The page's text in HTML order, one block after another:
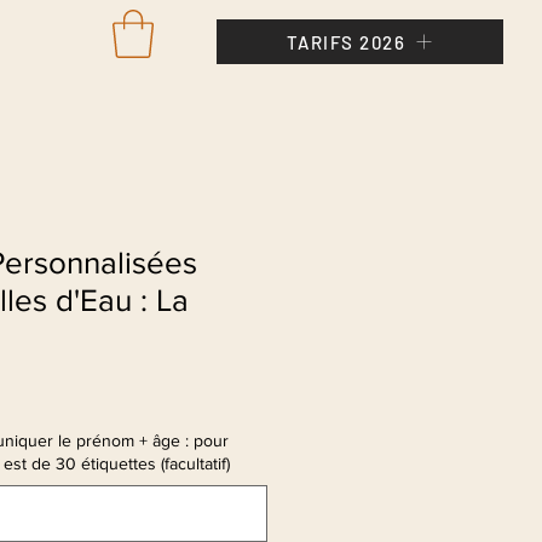
TARIFS 2026
d'Eau : La
le prénom + âge : pour
de 30 étiquettes (facultatif)